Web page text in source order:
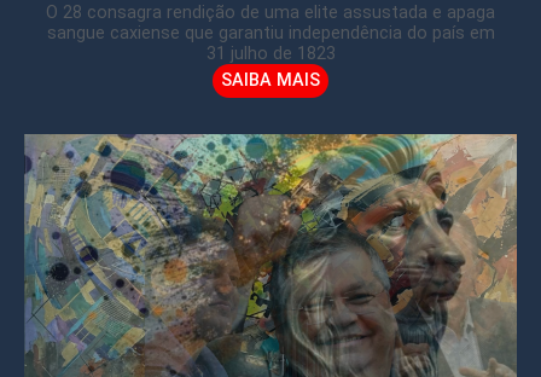
O 28 consagra rendição de uma elite assustada e apaga
sangue caxiense que garantiu independência do país em
31 julho de 1823
SAIBA MAIS